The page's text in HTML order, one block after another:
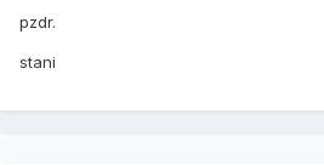
pzdr.
stani